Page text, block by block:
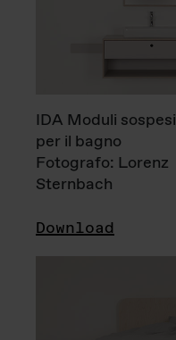
IDA Moduli sospesi
per il bagno
Fotografo: Lorenz
Sternbach
Download